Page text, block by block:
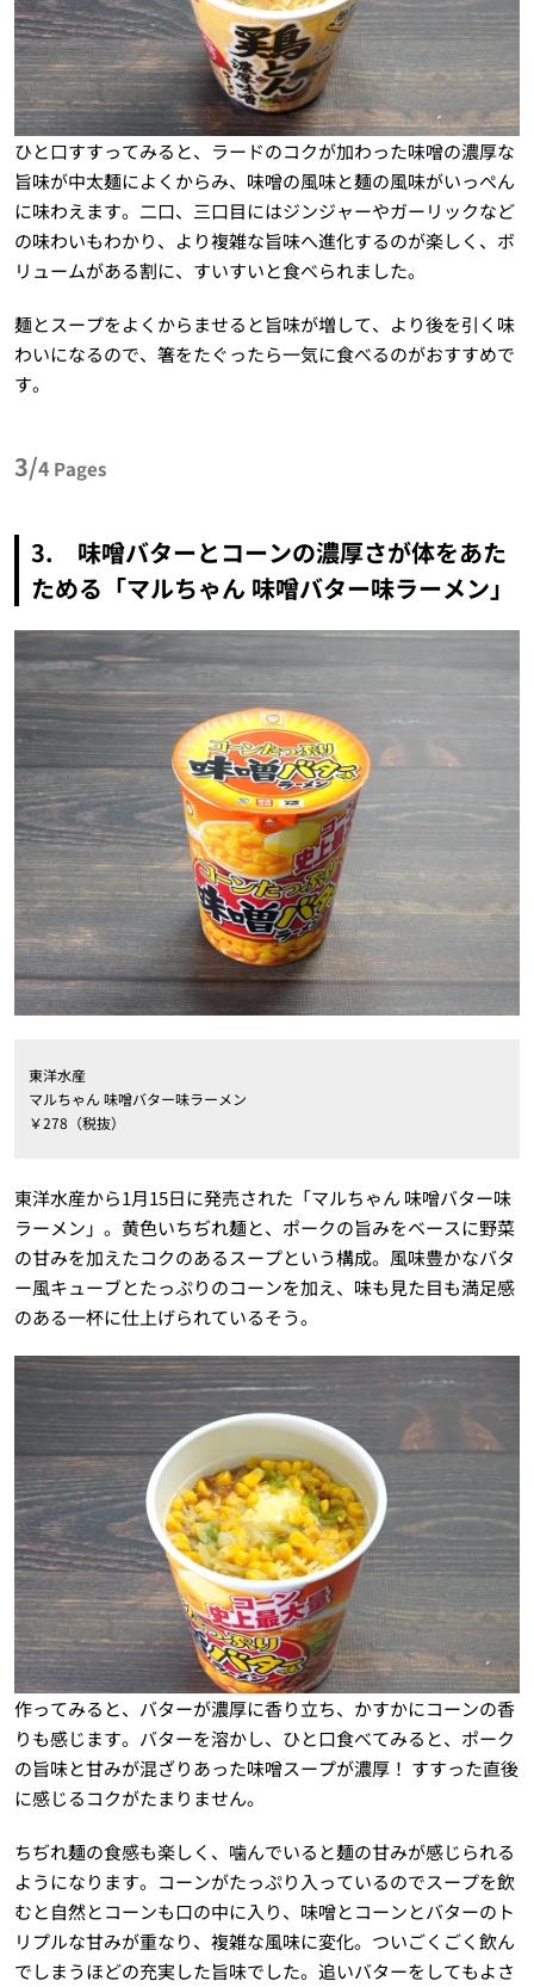
ひと口すすってみると、ラードのコクが加わった味噌の濃厚な
旨味が中太麺によくからみ、味噌の風味と麺の風味がいっぺん
に味わえます。二口、三口目にはジンジャーやガーリックなど
の味わいもわかり、より複雑な旨味へ進化するのが楽しく、ボ
リュームがある割に、すいすいと食べられました。
麺とスープをよくからませると旨味が増して、より後を引く味
わいになるので、箸をたぐったら一気に食べるのがおすすめで
す。
3/4 Pages
3. 味噌バターとコーンの濃厚さが体をあた
ためる「マルちゃん 味噌バター味ラーメン」
東洋水産
マルちゃん 味噌バター味ラーメン
￥278（税抜）
東洋水産から1月15日に発売された「マルちゃん 味噌バター味
ラーメン」。黄色いちぢれ麺と、ポークの旨みをベースに野菜
の甘みを加えたコクのあるスープという構成。風味豊かなバタ
ー風キューブとたっぷりのコーンを加え、味も見た目も満足感
のある一杯に仕上げられているそう。
作ってみると、バターが濃厚に香り立ち、かすかにコーンの香
りも感じます。バターを溶かし、ひと口食べてみると、ポーク
の旨味と甘みが混ざりあった味噌スープが濃厚！ すすった直後
に感じるコクがたまりません。
ちぢれ麺の食感も楽しく、噛んでいると麺の甘みが感じられる
ようになります。コーンがたっぷり入っているのでスープを飲
むと自然とコーンも口の中に入り、味噌とコーンとバターのト
リプルな甘みが重なり、複雑な風味に変化。ついごくごく飲ん
でしまうほどの充実した旨味でした。追いバターをしてもよさ